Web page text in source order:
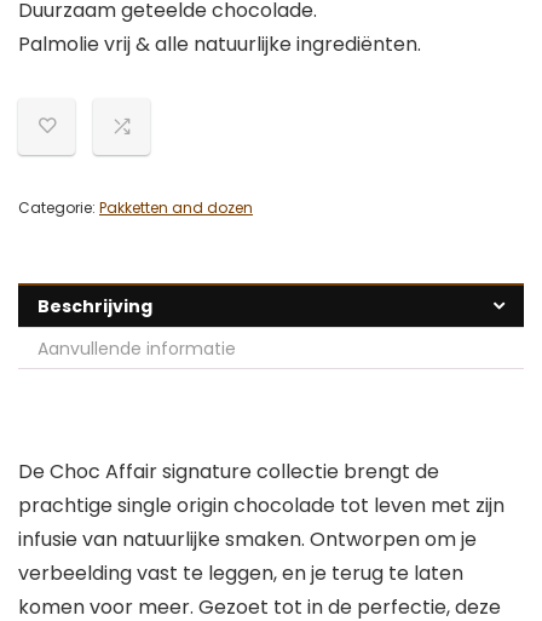
Duurzaam geteelde chocolade.
Palmolie vrij & alle natuurlijke ingrediënten.
Categorie: Pakketten and dozen
Beschrijving
Aanvullende informatie
De Choc Affair signature collectie brengt de
prachtige single origin chocolade tot leven met zijn
infusie van natuurlijke smaken. Ontworpen om je
verbeelding vast te leggen, en je terug te laten
komen voor meer. Gezoet tot in de perfectie, deze